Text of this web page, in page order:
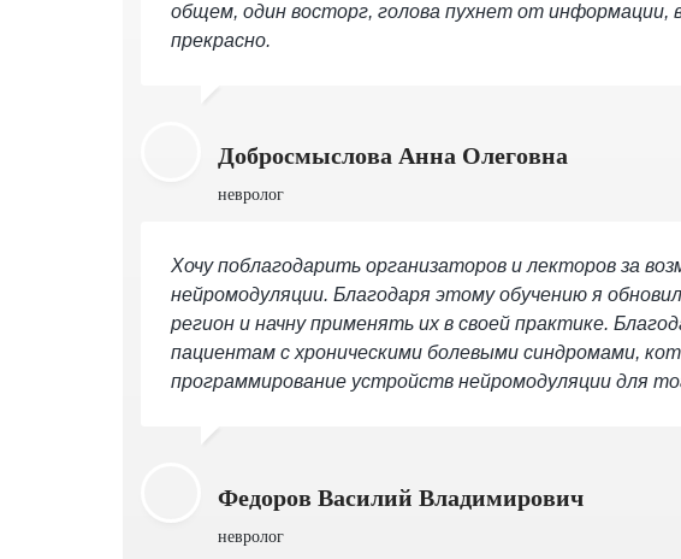
общем, один восторг, голова пухнет от информации,
прекрасно.
Добросмыслова Анна Олеговна
невролог
Хочу поблагодарить организаторов и лекторов за
нейромодуляции. Благодаря этому обучению я
регион и начну применять их в своей практике.
пациентам с хроническими болевыми синдромами,
программирование устройств нейромодуляции для
Федоров Василий Владимирович
невролог